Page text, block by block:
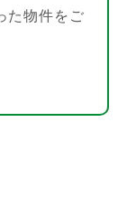
た物件をご